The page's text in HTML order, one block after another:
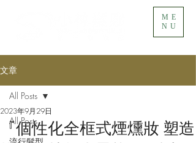
ME
NU
文章
All Posts
All Posts
『個性化全框式煙燻妝 塑造
2023年9月29日